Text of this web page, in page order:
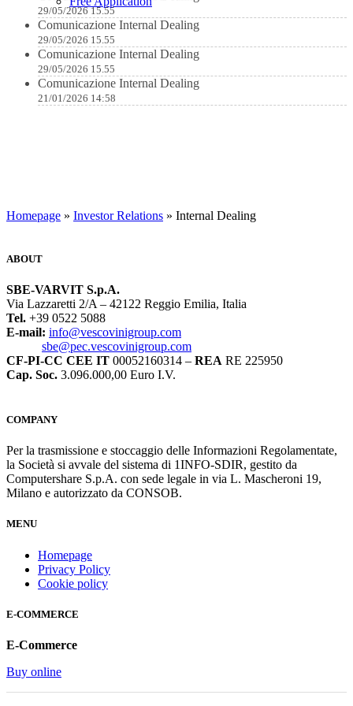
29/05/2026 15.55
Comunicazione Internal Dealing
29/05/2026 15.55
Comunicazione Internal Dealing
29/05/2026 15.55
Comunicazione Internal Dealing
21/01/2026 14:58
Homepage » Investor Relations » Internal Dealing
ABOUT
SBE-VARVIT S.p.A.
Via Lazzaretti 2/A – 42122 Reggio Emilia, Italia
Tel. +39 0522 5088
E-mail: info@vescovinigroup.com
sbe@pec.vescovinigroup.com
CF-PI-CC CEE IT 00052160314 – REA RE 225950
Cap. Soc. 3.096.000,00 Euro I.V.
COMPANY
Per la trasmissione e stoccaggio delle Informazioni Regolamentate,
la Società si avvale del sistema di 1INFO-SDIR, gestito da
Computershare S.p.A. con sede legale in via L. Mascheroni 19,
Milano e autorizzato da CONSOB.
MENU
Homepage
Privacy Policy
Cookie policy
E-COMMERCE
E-Commerce
Buy online